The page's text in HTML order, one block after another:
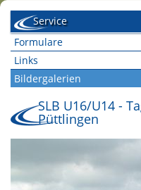
Service
Formulare
Links
Bildergalerien
SLB U16/U14 -
Püttlingen